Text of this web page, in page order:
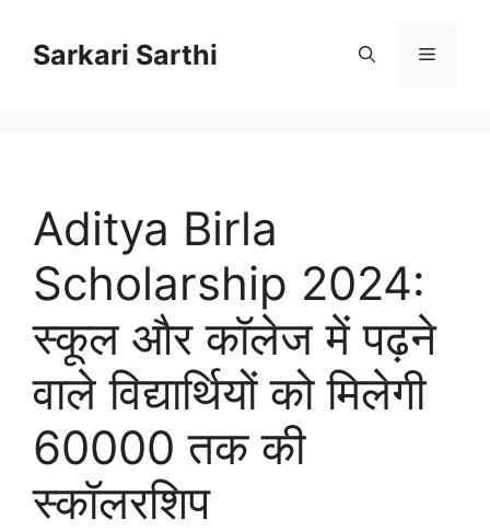
contentSarkari Sarthi Menu
Aditya Birla
Scholarship 2024:
स्कूल और कॉलेज में पढ़ने
वाले विद्यार्थियों को मिलेगी
60000 तक की
स्कॉलरशिप